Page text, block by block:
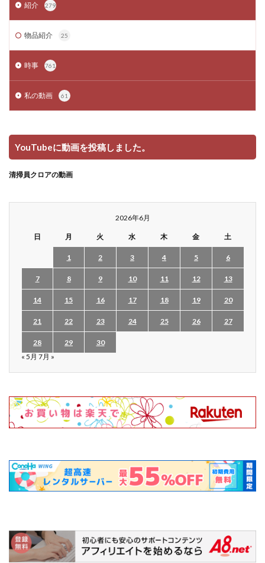
紹介 279
物品紹介 25
時事 761
私の動画 61
YouTubeに動画を投稿しました。
清掃員クロアの動画
2026年6月
日 月 火 水 木 金 土
1 2 3 4 5 6
7 8 9 10 11 12 13
14 15 16 17 18 19 20
21 22 23 24 25 26 27
28 29
30
« 5月 7月 »